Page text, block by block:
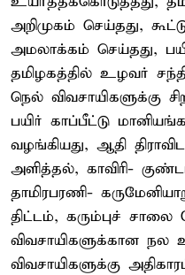
அறிமுகம் செய்தது,
அமலாக்கம் செய்தது,
தமிழகத்தில் உழவர்
நெல் விவசாயிகளுக்கு
பயிர் காப்பீட்டு
வழங்கியது, ஆதி
அளித்தல், காவிரி-
தாமிரபரணி-
திட்டம், கரும்புச்
விவசாயிகளுக்கான நல
விவசாயிகளுக்கு